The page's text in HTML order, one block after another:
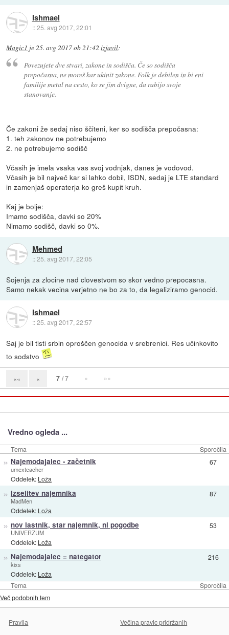
Ishmael
::25. avg 2017, 22:01
Magic1 je25. avg 2017 ob 21:42 izjavil:
Povezujete dve stvari, zakone in sodišča. Če so sodišča
prepočasna, ne moreš kar ukinit zakone. Folk je debilen in bi eni
familije metal na cesto, ko se jim dvigne, da rabijo svoje
stanovanje.
Če zakoni že sedaj niso ščiteni, ker so sodišča prepočasna:
1. teh zakonov ne potrebujemo
2. ne potrebujemo sodišč
Včasih je imela vsaka vas svoj vodnjak, danes je vodovod.
Včasih je bil največ kar si lahko dobil, ISDN, sedaj je LTE standard
in zamenjaš operaterja ko greš kupit kruh.
Kaj je bolje:
Imamo sodišča, davki so 20%
Nimamo sodišč, davki so 0%.
Mehmed
::25. avg 2017, 22:05
Sojenja za zlocine nad clovestvom so skor vedno prepocasna.
Samo nekak vecina verjetno ne bo za to, da legaliziramo genocid.
Ishmael
::25. avg 2017, 22:57
Saj je bil tisti srbin oproščen genocida v srebrenici. Res učinkovito
to sodstvo
«« « 7 / 7 » »»
Vredno ogleda ...
Tema Sporočila
Tema Sporočila
» Najemodajalec - začetnik
umexteacher
Oddelek: Loža
67
» Izselitev najemnika
MadMen
Oddelek: Loža
87
» nov lastnik, star najemnik, ni pogodbe
UNIVERZUM
Oddelek: Loža
53
» Najemodajalec = nategator
kixs
Oddelek: Loža
216
Več podobnih tem
Pravila
Večina pravic pridržanih